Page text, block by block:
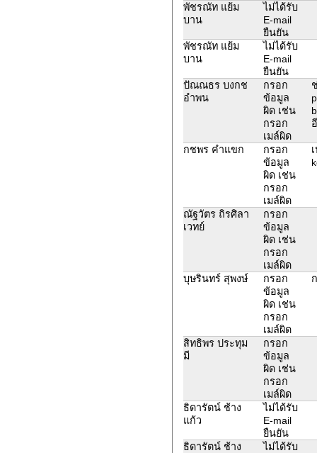
พัชรณัท แย้ม
บาน
ไม่ได้รับ
E-mail
ยืนยัน
พัชรณัท แย้ม
บาน
ไม่ได้รับ
E-mail
ยืนยัน
ปัณณธร บงกช
อำพน
กรอก
ข้อมูล
ผิด เช่น
กรอก
เมล์ผิด
กชพร คำแขก
กรอก
ข้อมูล
ผิด เช่น
กรอก
เมล์ผิด
ณัฐวัตร ถิรศิลา
เวทย์
กรอก
ข้อมูล
ผิด เช่น
กรอก
เมล์ผิด
บุษรินทร์ สุพงษ์
กรอก
ข้อมูล
ผิด เช่น
กรอก
เมล์ผิด
สิทธิพร ประทุม
มี
กรอก
ข้อมูล
ผิด เช่น
กรอก
เมล์ผิด
ธิดารัตน์ ช้าง
แก้ว
ไม่ได้รับ
E-mail
ยืนยัน
ธิดารัตน์ ช้าง
ไม่ได้รับ